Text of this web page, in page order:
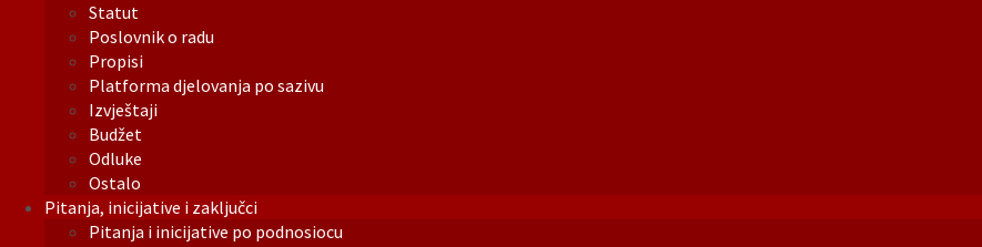
Statut
Poslovnik o radu
Propisi
Platforma djelovanja po sazivu
Izvještaji
Budžet
Odluke
Ostalo
Pitanja, inicijative i zaključci
Pitanja i inicijative po podnosiocu